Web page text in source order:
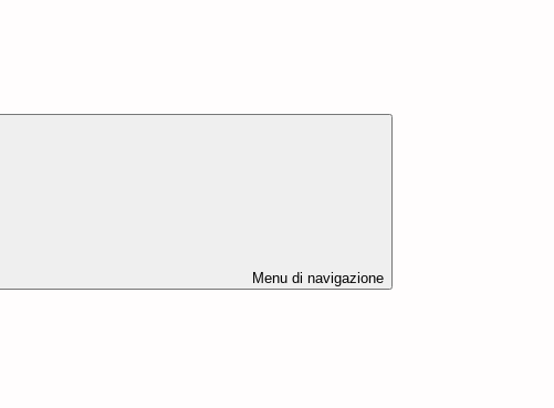
Menu di navigazione